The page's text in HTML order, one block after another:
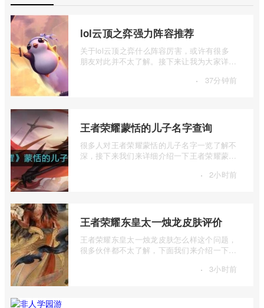
lol云顶之弈强力阵容推荐
关于lol云顶之弈什么阵容厉害，或许有很多
朋友对此并不太了解。接下来让我为大家详细
· 37分钟前
王者荣耀蒙恬的儿子名字查询
很多人对王者荣耀蒙恬的儿子名字一览了解不
深，接下来我们来详细介绍一下王者荣耀蒙恬
· 2小时前
王者荣耀东皇太一烛龙皮肤评价
王者荣耀东皇太一烛龙皮肤怎么样这个问题，
很多伙伴都不太了解，下面我们来介绍一下王
· 3小时前